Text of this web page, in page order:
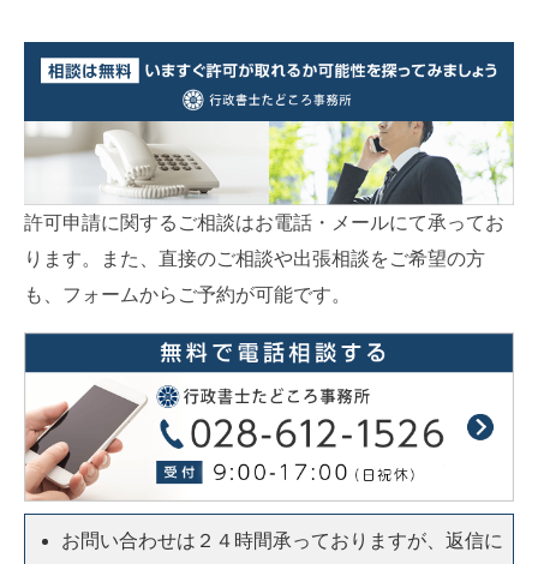
許可申請に関するご相談はお電話・メールにて承ってお
ります。また、直接のご相談や出張相談をご希望の方
も、フォームからご予約が可能です。
お問い合わせは２４時間承っておりますが、返信に